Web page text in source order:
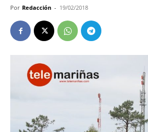
Por Redacción - 19/02/2018